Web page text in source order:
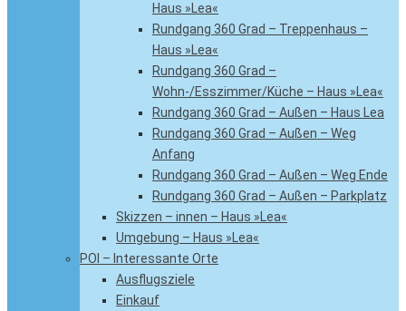
Haus »Lea«
Rundgang 360 Grad – Treppenhaus –
Haus »Lea«
Rundgang 360 Grad –
Wohn-/Esszimmer/Küche – Haus »Lea«
Rundgang 360 Grad – Außen – Haus Lea
Rundgang 360 Grad – Außen – Weg
Anfang
Rundgang 360 Grad – Außen – Weg Ende
Rundgang 360 Grad – Außen – Parkplatz
Skizzen – innen – Haus »Lea«
Umgebung – Haus »Lea«
POI – Interessante Orte
Ausflugsziele
Einkauf